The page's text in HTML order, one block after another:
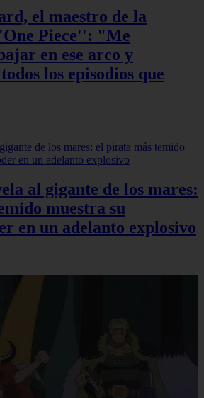
el maestro de la
Piece'': "Me
en ese arco y
los episodios que
al gigante de los mares:
muestra su
en un adelanto explosivo